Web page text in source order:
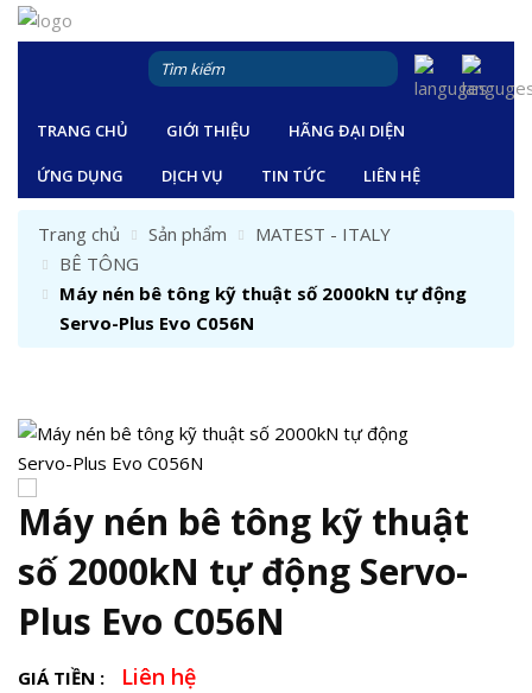
TRANG CHỦ GIỚI THIỆU HÃNG ĐẠI DIỆN
ỨNG DỤNG DỊCH VỤ TIN TỨC LIÊN HỆ
Trang chủ Sản phẩm
MATEST - ITALY
BÊ TÔNG
Máy nén bê tông kỹ thuật số 2000kN tự động
Servo-Plus Evo C056N
Máy nén bê tông kỹ thuật
số 2000kN tự động Servo-
Plus Evo C056N
GIÁ TIỀN : Liên hệ